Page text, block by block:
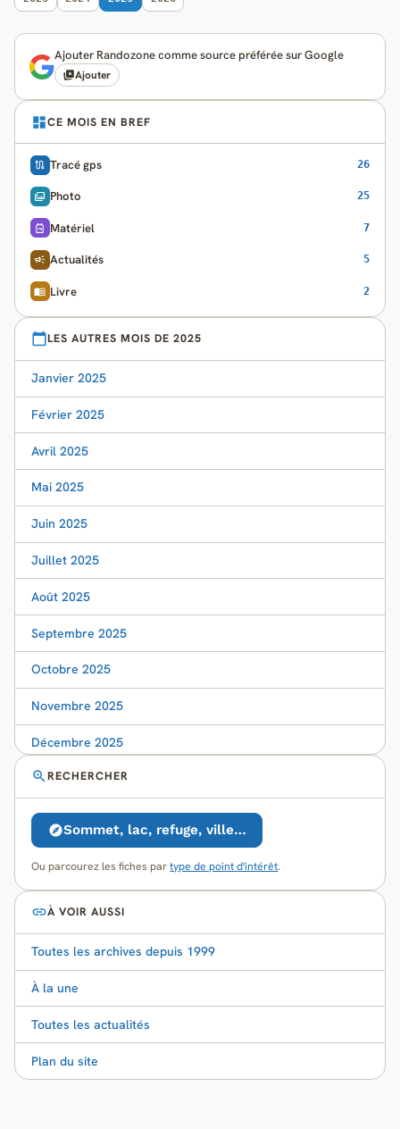
Ajouter Randozone comme source préférée sur Google
Ajouter
CE MOIS EN BREF
Tracé gps 26
Photo 25
Matériel 7
Actualités 5
Livre 2
LES AUTRES MOIS DE 2025
Janvier 2025
Février 2025
Avril 2025
Mai 2025
Juin 2025
Juillet 2025
Août 2025
Septembre 2025
Octobre 2025
Novembre 2025
Décembre 2025
RECHERCHER
Sommet, lac, refuge, ville…
Ou parcourez les fiches partype de point d'intérêt.
À VOIR AUSSI
Toutes les archives depuis 1999
À la une
Toutes les actualités
Plan du site